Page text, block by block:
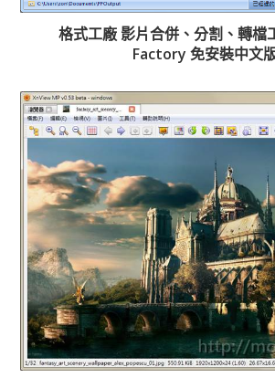
格式工廠 影片合併、分割、轉檔
Factory 免安裝中文